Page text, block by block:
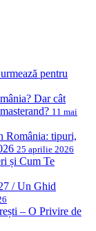
pentru
Dar cât
11 mai
România: tipuri,
25 aprilie 2026
și Cum Te
/ Un Ghid
– O Privire de